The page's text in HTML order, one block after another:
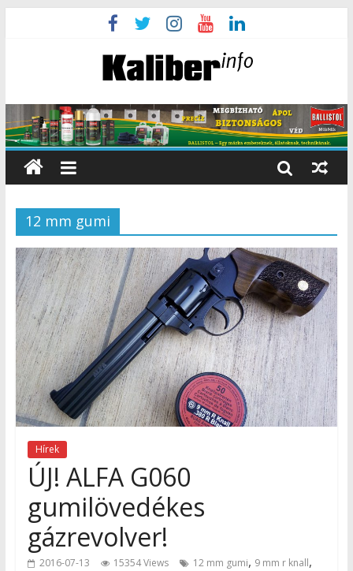
12 mm gumi
Hírek
ÚJ! ALFA G060
gumilövedékes
gázrevolver!
2016-07-13 15354 Views 12 mm gumi, 9 mm r knall,